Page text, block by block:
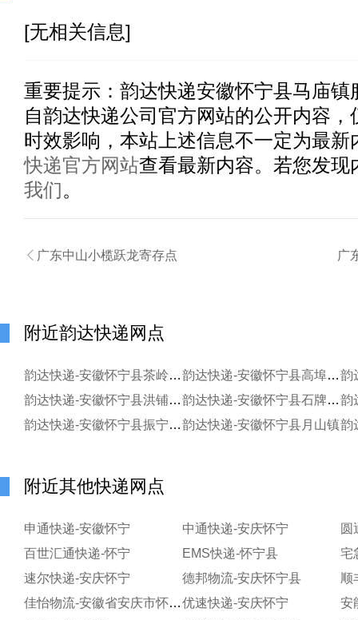
[无相关信息]
重要提示： 韵达快递安徽怀宁县马庙镇
自韵达快递公司官方网站的公开内容
时效影响，本站上述信息不一定为最新
快递官方网站查看最新内容。若您发现
我们。
 广东中山小榄跃龙寄存点 广
附近韵达快递网点
韵达快递-安徽怀宁县茶岭镇服务站 韵达快递-安徽怀宁县高埠老街服务站韵
韵达快递-安徽怀宁县洪铺镇寄存分部
韵达快递-安徽怀宁县石牌镇服务站
韵达快递-安徽怀宁县振宁路服务站韵达快递-安徽怀宁县月山镇
附近其他快递网点
申通快递-安徽怀宁 中通快递-安庆怀宁
圆
百世汇通快递-怀宁
EMS快递-怀宁县
宅
速尔快递-安庆怀宁
德邦物流-安庆怀宁县
顺
佳怡物流-安徽省安庆市怀宁怀宁优速快递-安庆怀宁
安